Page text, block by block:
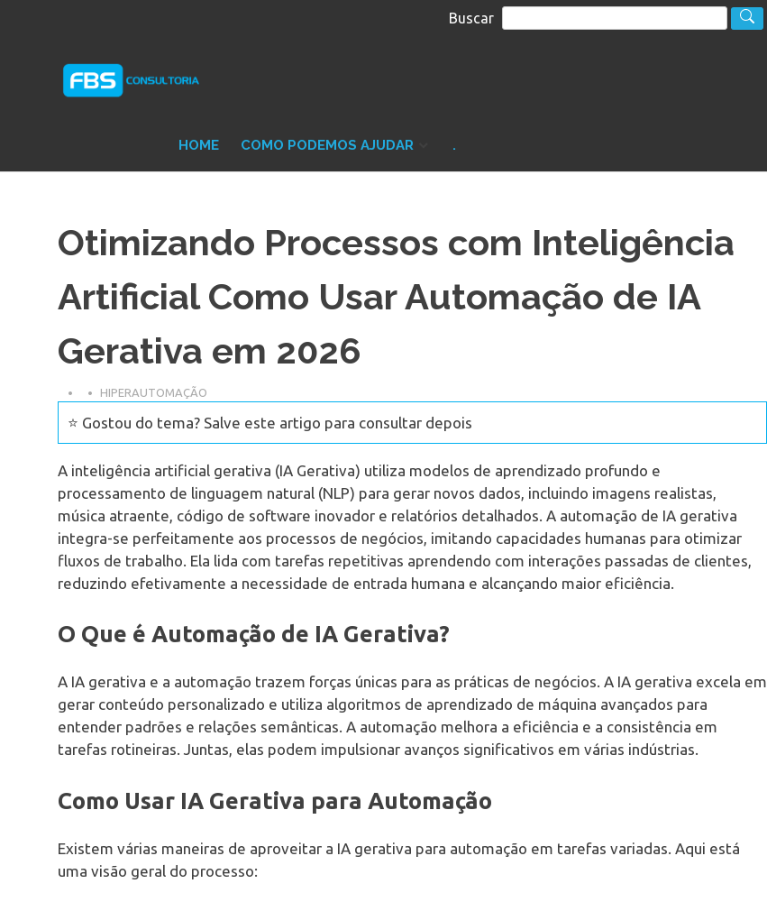
Buscar
Protheus
TOTVS
HOME COMO PODEMOS AJUDAR .
Otimizando Processos com Inteligência
Artificial Como Usar Automação de IA
Gerativa em 2026
HIPERAUTOMAÇÃO
⭐ Gostou do tema? Salve este artigo para consultar depois
A inteligência artificial gerativa (IA Gerativa) utiliza modelos de aprendizado profundo e
processamento de linguagem natural (NLP) para gerar novos dados, incluindo imagens realistas,
música atraente, código de software inovador e relatórios detalhados. A automação de IA gerativa
integra-se perfeitamente aos processos de negócios, imitando capacidades humanas para otimizar
fluxos de trabalho. Ela lida com tarefas repetitivas aprendendo com interações passadas de clientes,
reduzindo efetivamente a necessidade de entrada humana e alcançando maior eficiência.
O Que é Automação de IA Gerativa?
A IA gerativa e a automação trazem forças únicas para as práticas de negócios. A IA gerativa excela em
gerar conteúdo personalizado e utiliza algoritmos de aprendizado de máquina avançados para
entender padrões e relações semânticas. A automação melhora a eficiência e a consistência em
tarefas rotineiras. Juntas, elas podem impulsionar avanços significativos em várias indústrias.
Como Usar IA Gerativa para Automação
Existem várias maneiras de aproveitar a IA gerativa para automação em tarefas variadas. Aqui está
uma visão geral do processo: